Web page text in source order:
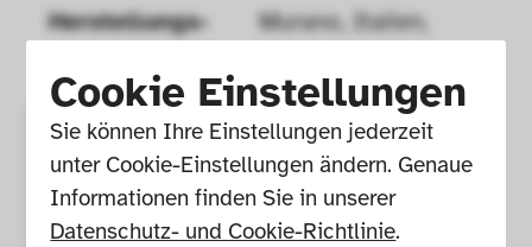
Cookie Einstellungen
Sie können Ihre Einstellungen jederzeit
unter Cookie-Einstellungen ändern. Genaue
Informationen finden Sie in unserer
Datenschutz- und Cookie-Richtlinie.
Herstellungs­
Murano, Italien,
Maße
Höhe: 26,5,
Durchmesser: 11,
Durchmesser: